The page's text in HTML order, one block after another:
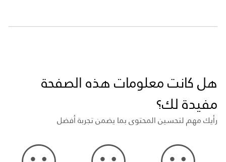
هل كانت معلومات هذه الصفحة
مفيدة لك؟
رأيك مهم لتحسين المحتوى بما يضمن تجربة أفضل